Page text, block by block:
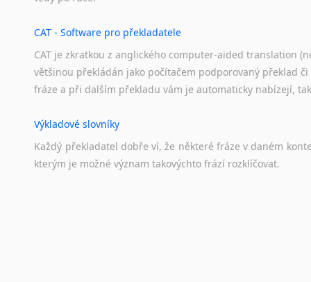
CAT - Software pro překladatele
CAT je zkratkou z anglického computer-aided translation
většinou překládán jako počítačem podporovaný překlad
fráze a při dalším překladu vám je automaticky nabízejí,
Výkladové slovníky
Každý překladatel dobře ví, že některé fráze v daném
kterým je možné význam takovýchto frází rozklíčovat.